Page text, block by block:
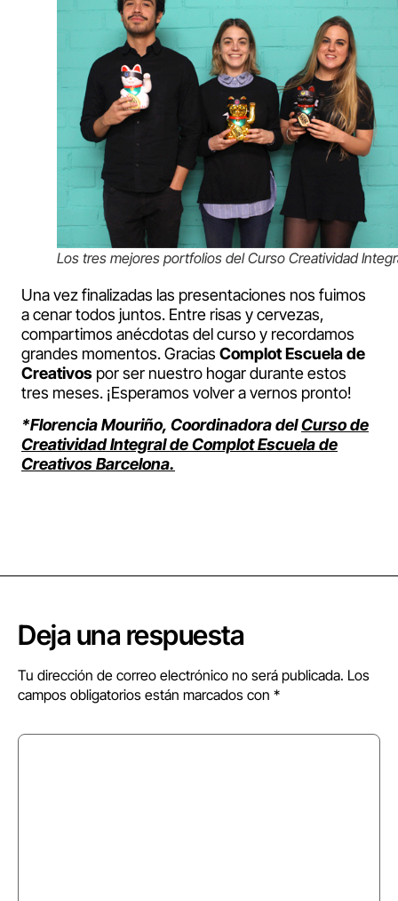
Los tres mejores portfolios del Curso Creatividad
Una vez finalizadas las presentaciones nos fuimos
a cenar todos juntos. Entre risas y cervezas,
compartimos anécdotas del curso y recordamos
grandes momentos. Gracias Complot Escuela de
Creativos por ser nuestro hogar durante estos
tres meses. ¡Esperamos volver a vernos pronto!
*Florencia Mouriño, Coordinadora delCurso de
Creatividad Integral de Complot Escuela de
Creativos Barcelona.
Deja una respuesta
Tu dirección de correo electrónico no será publicada. Los
campos obligatorios están marcados con *